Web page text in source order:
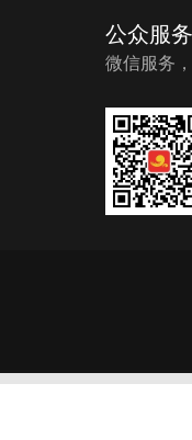
公众服务
微信服务